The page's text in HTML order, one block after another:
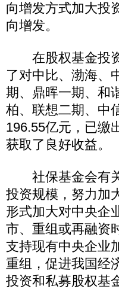
向增发方式加大投
向增发。
在股权基金投资
了对中比、渤海、
期、鼎晖一期、和
柏、联想二期、中
196.55亿元，已缴
获取了良好收益。
社保基金会有关
投资规模，努力加
形式加大对中央企
市、重组或再融资
支持现有中央企业
重组，促进我国经
投资和私募股权基